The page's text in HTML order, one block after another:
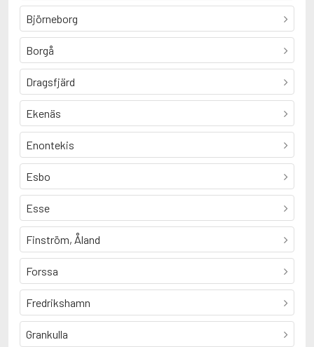
Björneborg
Borgå
Dragsfjärd
Ekenäs
Enontekis
Esbo
Esse
Finström, Åland
Forssa
Fredrikshamn
Grankulla